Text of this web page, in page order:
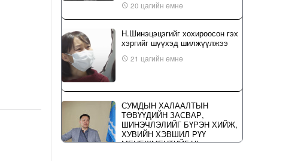
20 цагийн өмнө
Н.Шинэцэцэгийг хохироосон гэх
хэргийг шүүхэд шилжүүлжээ
21 цагийн өмнө
СУМДЫН ХАЛААЛТЫН
ТӨВҮҮДИЙН ЗАСВАР,
ШИНЭЧЛЭЛИЙГ БҮРЭН ХИЙЖ,
ХУВИЙН ХЭВШИЛ РҮҮ
МЕНЕЖМЕНТИЙГ НЬ